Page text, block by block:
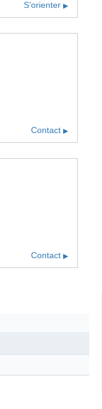
S’orienter ▶
Contact ▶
Contact ▶